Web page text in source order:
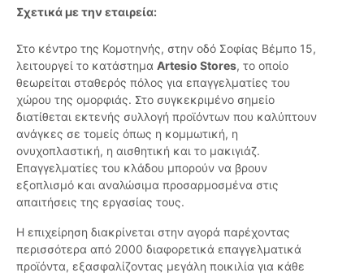
Σχετικά με την εταιρεία:
Στο κέντρο της Κομοτηνής, στην οδό Σοφίας Βέμπο 15,
λειτουργεί το κατάστημα Artesio Stores, το οποίο
θεωρείται σταθερός πόλος για επαγγελματίες του
χώρου της ομορφιάς. Στο συγκεκριμένο σημείο
διατίθεται εκτενής συλλογή προϊόντων που καλύπτουν
ανάγκες σε τομείς όπως η κομμωτική, η
ονυχοπλαστική, η αισθητική και το μακιγιάζ.
Επαγγελματίες του κλάδου μπορούν να βρουν
εξοπλισμό και αναλώσιμα προσαρμοσμένα στις
απαιτήσεις της εργασίας τους.
Η επιχείρηση διακρίνεται στην αγορά παρέχοντας
περισσότερα από 2000 διαφορετικά επαγγελματικά
προϊόντα, εξασφαλίζοντας μεγάλη ποικιλία για κάθε